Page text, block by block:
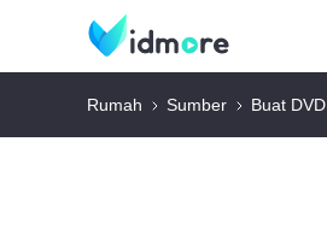
Rumah Sumber Buat DVD